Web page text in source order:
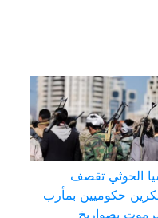
الحوثي تقصف
حكوميين بمأرب
بصواريخ